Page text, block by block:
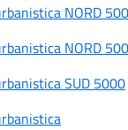
NORD
NORD
SUD 5000